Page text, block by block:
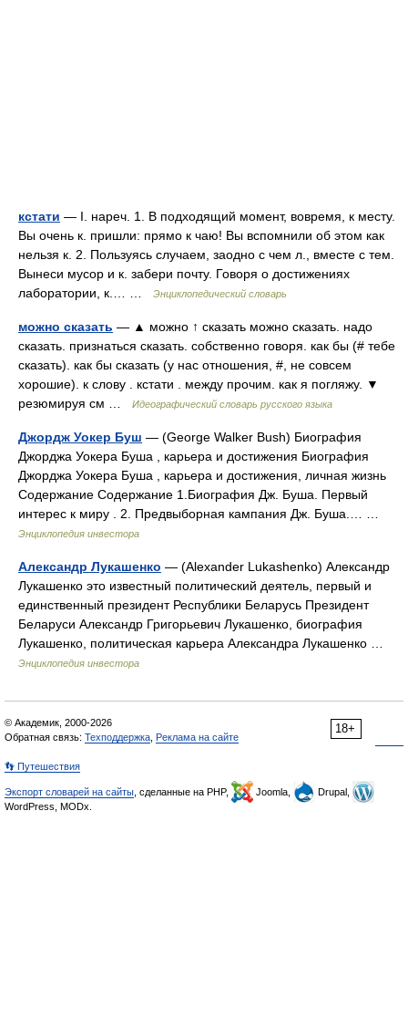
кстати — I. нареч. 1. В подходящий момент, вовремя, к месту.
Вы очень к. пришли: прямо к чаю! Вы вспомнили об этом как
нельзя к. 2. Пользуясь случаем, заодно с чем л., вместе с тем.
Вынеси мусор и к. забери почту. Говоря о достижениях
лаборатории, к.… …
Энциклопедический словарь
можно сказать — ▲ можно ↑ сказать можно сказать. надо
сказать. признаться сказать. собственно говоря. как бы (# тебе
сказать). как бы сказать (у нас отношения, #, не совсем
хорошие). к слову . кстати . между прочим. как я погляжу. ▼
резюмируя см …
Идеографический словарь русского языка
Джордж Уокер Буш — (George Walker Bush) Биография
Джорджа Уокера Буша , карьера и достижения Биография
Джорджа Уокера Буша , карьера и достижения, личная жизнь
Содержание Содержание 1.Биография Дж. Буша. Первый
интерес к миру . 2. Предвыборная кампания Дж. Буша.… …
Энциклопедия инвестора
Александр Лукашенко — (Alexander Lukashenko) Александр
Лукашенко это известный политический деятель, первый и
единственный президент Республики Беларусь Президент
Беларуси Александр Григорьевич Лукашенко, биография
Лукашенко, политическая карьера Александра Лукашенко …
Энциклопедия инвестора
18+
© Академик, 2000-2026
Обратная связь: Техподдержка Реклама на сайте
👣 Путешествия
Экспорт словарей на сайты , сделанные на PHP, Joomla,
Drupal,
WordPress, MODx.